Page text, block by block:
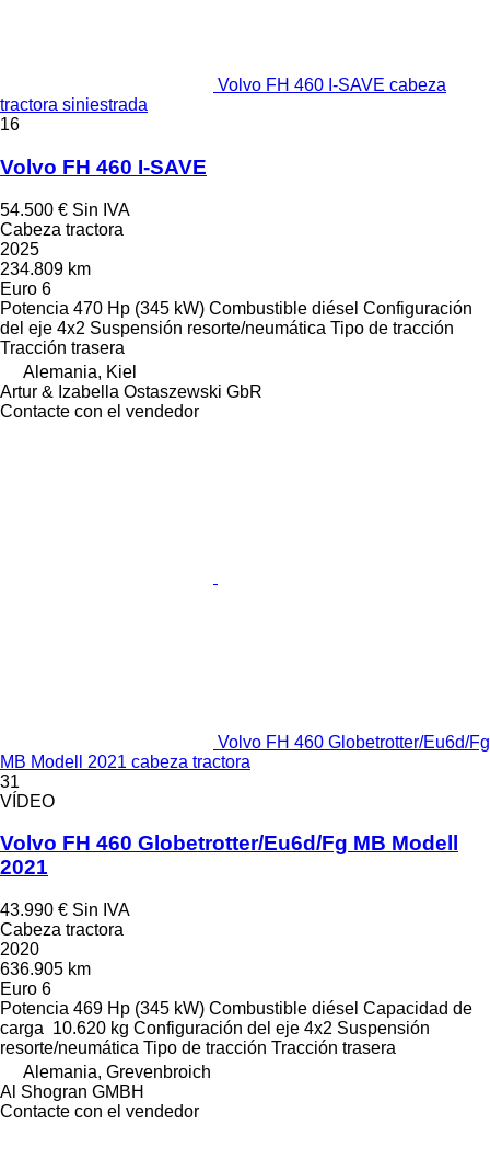
Volvo FH 460 I-SAVE cabeza
tractora siniestrada
16
Volvo FH 460 I-SAVE
54.500 € Sin IVA
Cabeza tractora
2025
234.809 km
Euro 6
Potencia 470 Hp (345 kW) Combustible diésel Configuración
del eje 4x2 Suspensión resorte/neumática Tipo de tracción
Tracción trasera
Alemania, Kiel
Artur & Izabella Ostaszewski GbR
Contacte con el vendedor
Volvo FH 460 Globetrotter/Eu6d/Fg
MB Modell 2021 cabeza tractora
31
VÍDEO
Volvo FH 460 Globetrotter/Eu6d/Fg MB Modell
2021
43.990 € Sin IVA
Cabeza tractora
2020
636.905 km
Euro 6
Potencia 469 Hp (345 kW) Combustible diésel Capacidad de
carga 10.620 kg Configuración del eje 4x2 Suspensión
resorte/neumática Tipo de tracción Tracción trasera
Alemania, Grevenbroich
Al Shogran GMBH
Contacte con el vendedor